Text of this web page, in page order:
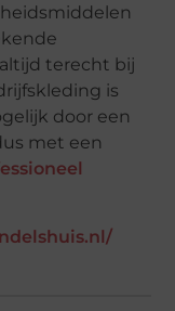
terecht bij
is
door een
met een